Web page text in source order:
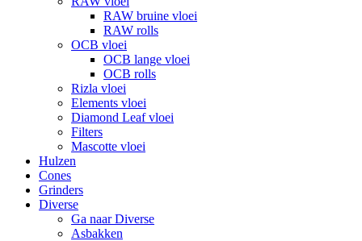
RAW bruine vloei
RAW rolls
OCB vloei
OCB lange vloei
OCB rolls
Rizla vloei
Elements vloei
Diamond Leaf vloei
Filters
Mascotte vloei
Hulzen
Cones
Grinders
Diverse
Ga naar Diverse
Asbakken